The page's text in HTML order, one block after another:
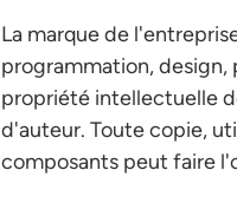
La marque de
programmation, design,
propriété intellectuelle
d'auteur. Toute copie,
composants peut faire